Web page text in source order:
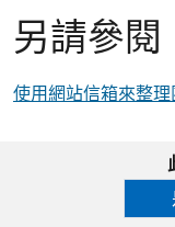
另請參閱
使用網站信箱來整